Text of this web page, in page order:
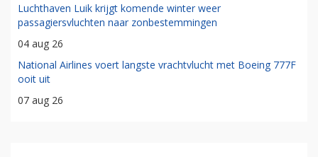
Luchthaven Luik krijgt komende winter weer
passagiersvluchten naar zonbestemmingen
04 aug 26
National Airlines voert langste vrachtvlucht met Boeing 777F
ooit uit
07 aug 26